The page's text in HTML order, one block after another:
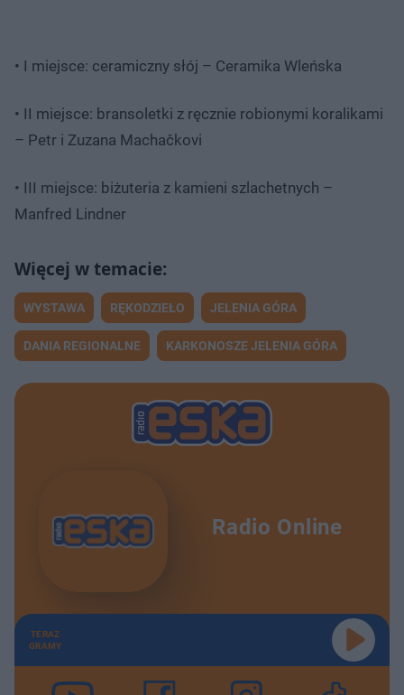
• I miejsce: ceramiczny słój – Ceramika Wleńska
• II miejsce: bransoletki z ręcznie robionymi koralikami
– Petr i Zuzana Machačkovi
• III miejsce: biżuteria z kamieni szlachetnych –
Manfred Lindner
WYSTAWA RĘKODZIEŁO JELENIA GÓRA
DANIA REGIONALNE KARKONOSZE JELENIA GÓRA
Radio Online
TERAZ
GRAMY